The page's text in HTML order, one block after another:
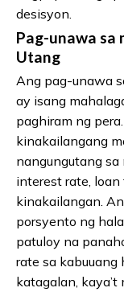
desisyon.
Pag-unawa sa
Utang
Ang pag-unawa
ay isang
paghiram ng
kinakailangang
nangungutang
interest rate,
kinakailangan.
porsyento ng
patuloy na
rate sa kabuuang
katagalan,